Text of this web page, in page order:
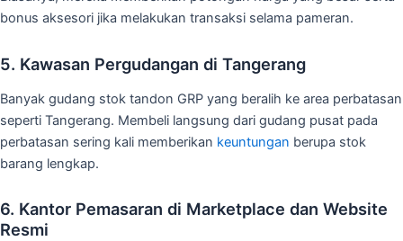
bonus aksesori jika melakukan transaksi selama pameran.
5. Kawasan Pergudangan di Tangerang
Banyak gudang stok tandon GRP yang beralih ke area perbatasan
seperti Tangerang. Membeli langsung dari gudang pusat pada
perbatasan sering kali memberikan keuntungan berupa stok
barang lengkap.
6. Kantor Pemasaran di Marketplace dan Website
Resmi